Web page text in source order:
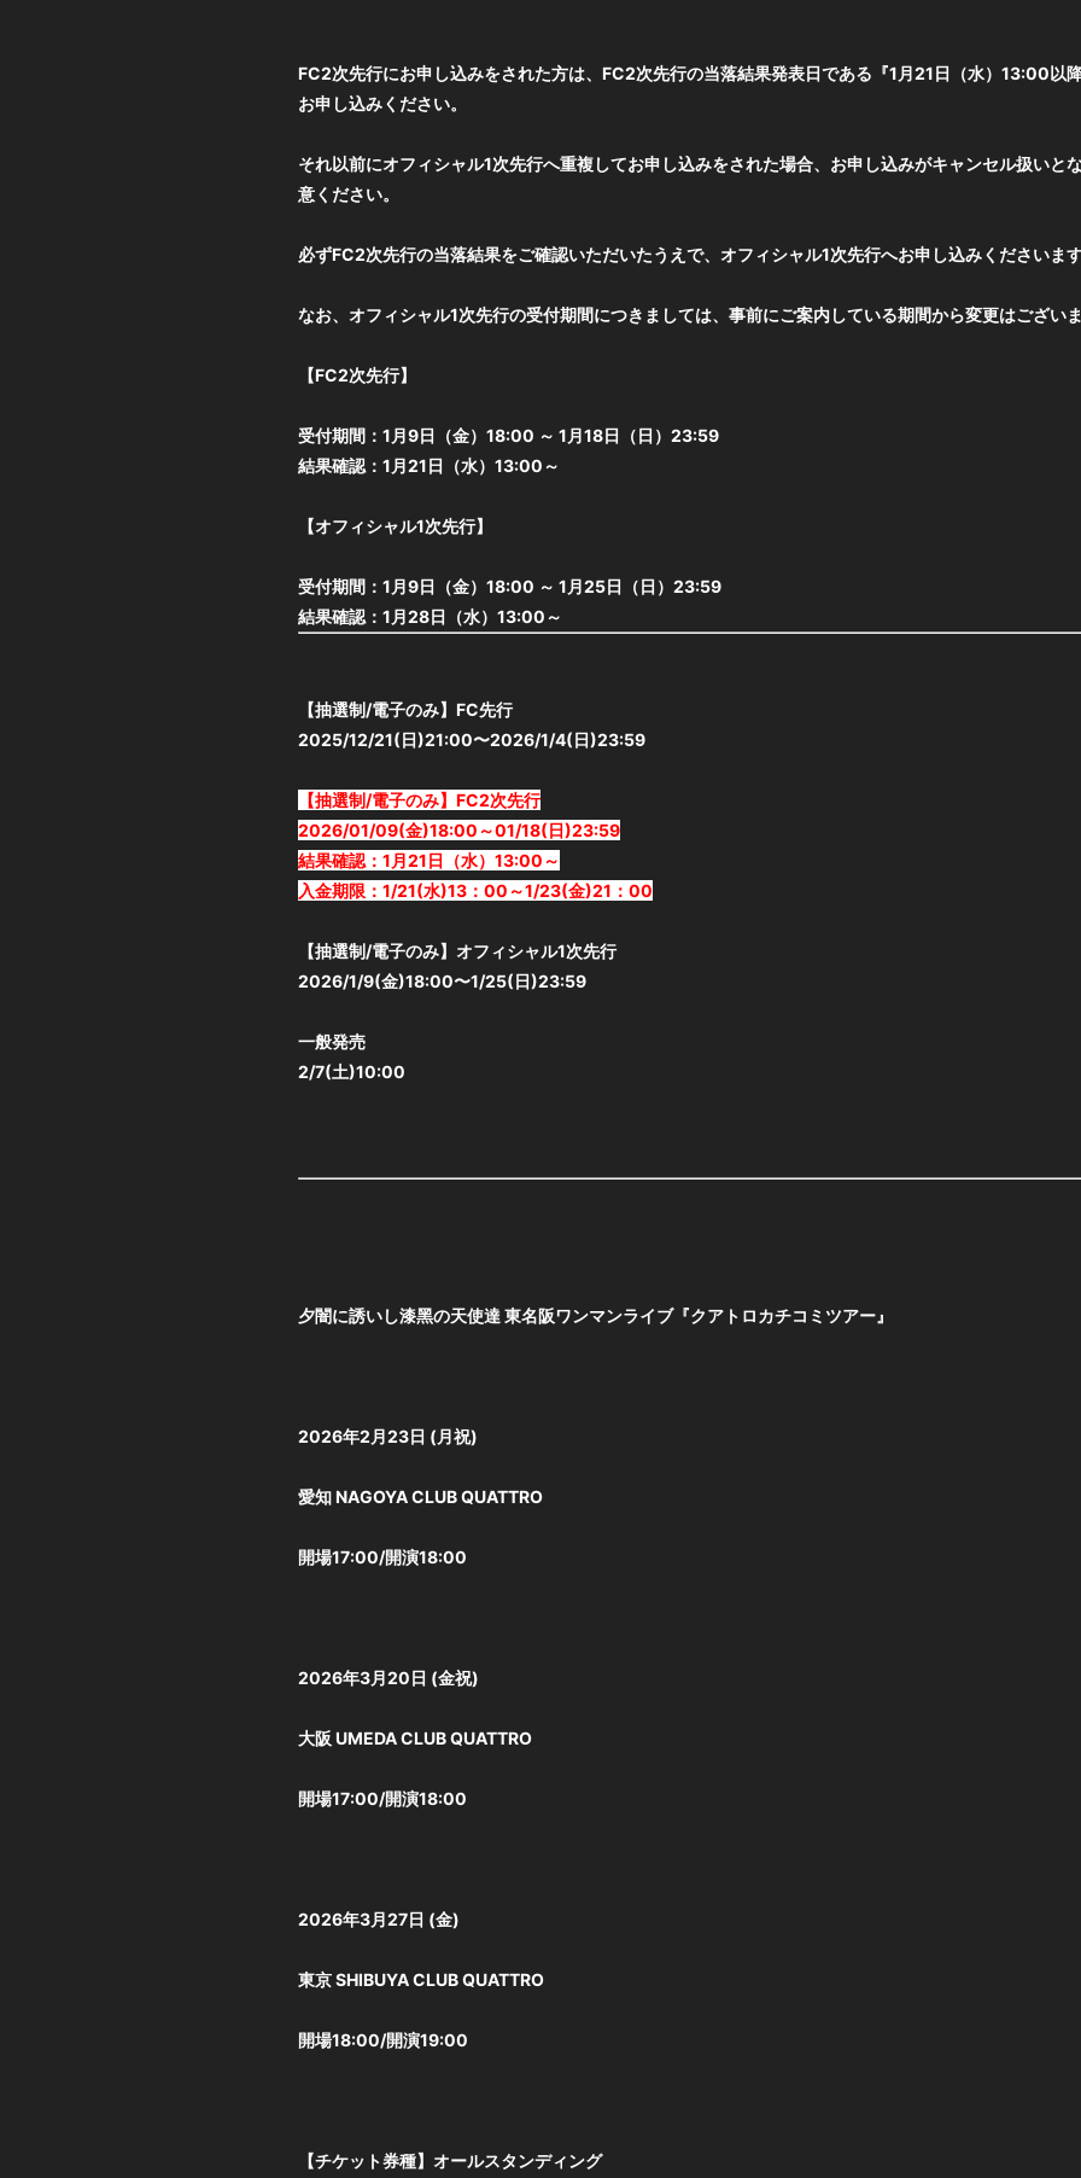
FC2次先行にお申し込みをされた方は、FC2次先行の当落結果発表日である『1月21日（水）13:00以
お申し込みください。
それ以前にオフィシャル1次先行へ重複してお申し込みをされた場合、お申し込みがキャンセル扱いと
意ください。
必ずFC2次先行の当落結果をご確認いただいたうえで、オフィシャル1次先行へお申し込みくださいま
なお、オフィシャル1次先行の受付期間につきましては、事前にご案内している期間から変更はござい
【FC2次先行】
受付期間：1月9日（金）18:00 ～ 1月18日（日）23:59
結果確認：1月21日（水）13:00～
【オフィシャル1次先行】
受付期間：1月9日（金）18:00 ～ 1月25日（日）23:59
結果確認：1月28日（水）13:00～
【抽選制/電子のみ】FC先行
2025/12/21(日)21:00〜2026/1/4(日)23:59
【抽選制/電子のみ】FC2次先行
2026/01/09(金)18:00～01/18(日)23:59
結果確認：1月21日（水）13:00～
入金期限：1/21(水)13：00～1/23(金)21：00
【抽選制/電子のみ】オフィシャル1次先行
2026/1/9(金)18:00〜1/25(日)23:59
一般発売
2/7(土)10:00
⼣闇に誘いし漆⿊の天使達 東名阪ワンマンライブ『クアトロカチコミツアー』
2026年2⽉23⽇ (⽉祝)
愛知 NAGOYA CLUB QUATTRO
開場17:00/開演18:00
2026年3⽉20⽇ (⾦祝)
⼤阪 UMEDA CLUB QUATTRO
開場17:00/開演18:00
2026年3⽉27⽇ (⾦)
東京 SHIBUYA CLUB QUATTRO
開場18:00/開演19:00
【チケット券種】オールスタンディング